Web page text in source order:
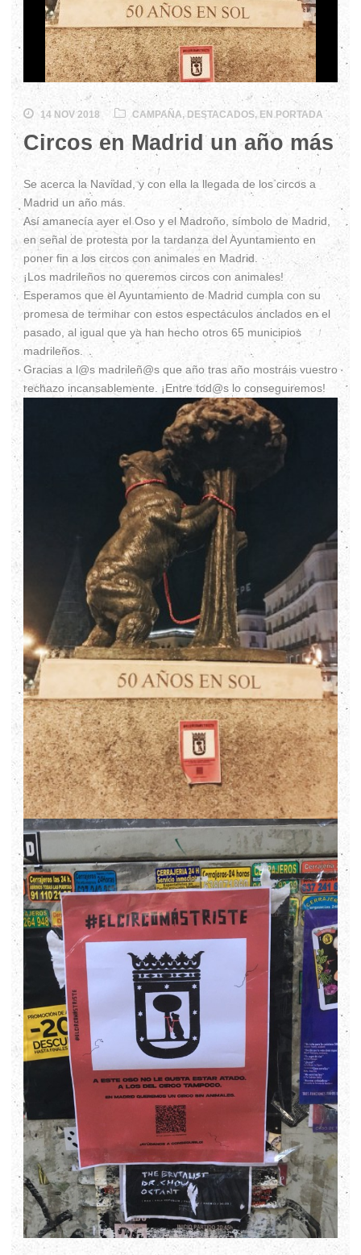
14 NOV 2018 CAMPAÑA, DESTACADOS, EN PORTADA
Circos en Madrid un año más
Se acerca la Navidad, y con ella la llegada de los circos a
Madrid un año más.
Así amanecía ayer el Oso y el Madroño, símbolo de Madrid,
en señal de protesta por la tardanza del Ayuntamiento en
poner fin a los circos con animales en Madrid.
¡Los madrileños no queremos circos con animales!
Esperamos que el Ayuntamiento de Madrid cumpla con su
promesa de terminar con estos espectáculos anclados en el
pasado, al igual que ya han hecho otros 65 municipios
madrileños.
Gracias a l@s madrileñ@s que año tras año mostráis vuestro
rechazo incansablemente. ¡Entre tod@s lo conseguiremos!